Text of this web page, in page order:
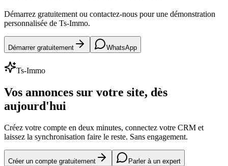
Démarrez gratuitement ou contactez-nous pour une démonstration
personnalisée de Ts-Immo.
Démarrer gratuitement WhatsApp
Ts-Immo
Vos annonces sur votre site, dès
aujourd'hui
Créez votre compte en deux minutes, connectez votre CRM et
laissez la synchronisation faire le reste. Sans engagement.
Créer un compte gratuitement Parler à un expert